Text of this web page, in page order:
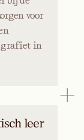
voor
grafiet in
leer